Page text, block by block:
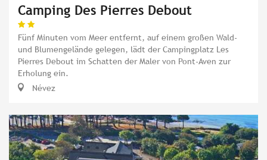
Camping Des Pierres Debout
Fünf Minuten vom Meer entfernt, auf einem großen Wald-
und Blumengelände gelegen, lädt der Campingplatz Les
Pierres Debout im Schatten der Maler von Pont-Aven zur
Erholung ein.
Névez